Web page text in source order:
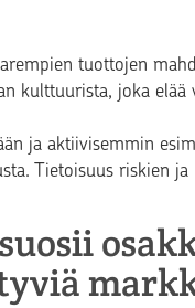
tuottojen
kulttuurista, joka elää
ja aktiivisemmin
Tietoisuus riskien